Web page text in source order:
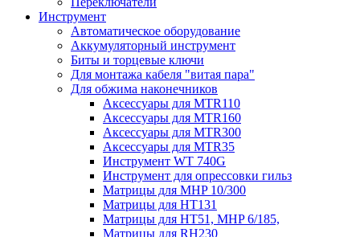
Инструмент
Автоматическое оборудование
Аккумуляторный инструмент
Биты и торцевые ключи
Для монтажа кабеля "витая пара"
Для обжима наконечников
Аксессуары для MTR110
Аксессуары для MTR160
Аксессуары для MTR300
Аксессуары для MTR35
Инструмент WT 740G
Инструмент для опрессовки гильз
Матрицы для MHP 10/300
Матрицы для НТ131
Матрицы для НТ51, MHP 6/185,
Матрицы для RH230